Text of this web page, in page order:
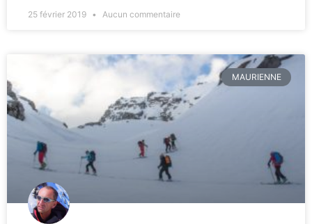
25 février 2019 Aucun commentaire
MAURIENNE